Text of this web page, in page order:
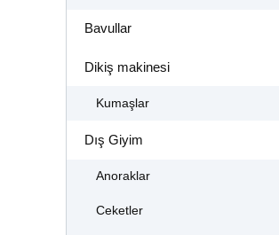
Bavullar
Dikiş makinesi
Kumaşlar
Dış Giyim
Anoraklar
Ceketler